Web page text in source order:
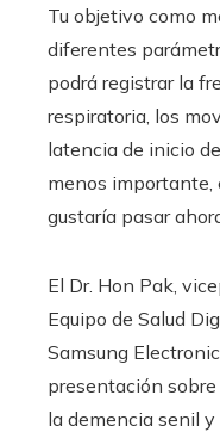
Tu objetivo como
diferentes
podrá registrar la
respiratoria, los
latencia de inicio
menos importante,
gustaría pasar
El Dr. Hon Pak,
Equipo de Salud
Samsung
presentación
la demencia senil